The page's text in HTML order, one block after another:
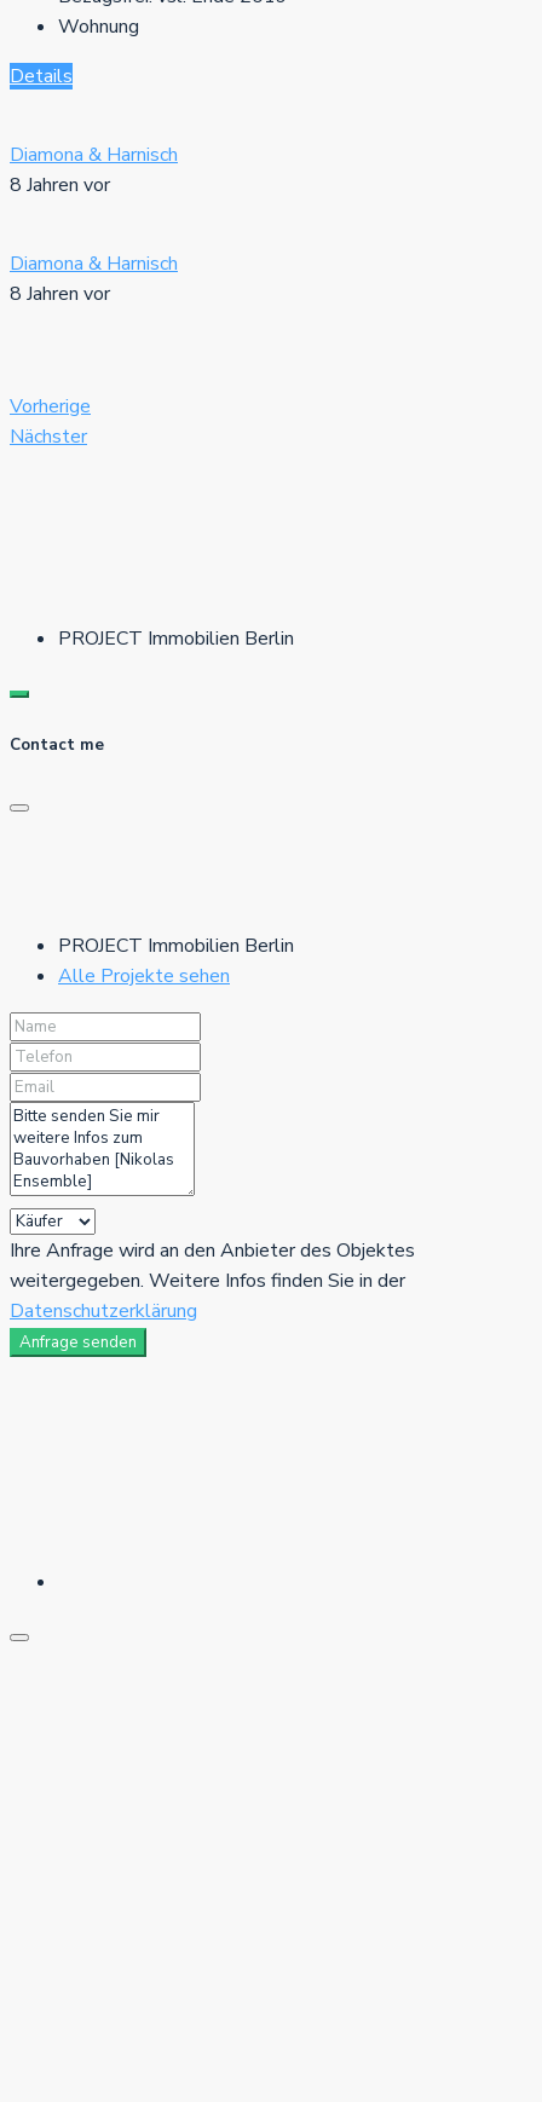
Wohnung
Details
Diamona & Harnisch
8 Jahren vor
Diamona & Harnisch
8 Jahren vor
Vorherige
Nächster
PROJECT Immobilien Berlin
Contact me
PROJECT Immobilien Berlin
Alle Projekte sehen
Ihre Anfrage wird an den Anbieter des Objektes
weitergegeben. Weitere Infos finden Sie in der
Datenschutzerklärung
Anfrage senden